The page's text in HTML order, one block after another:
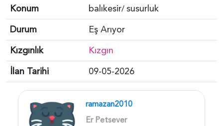
Konum
balıkesir/susurluk
Durum
Eş Arıyor
Kızgınlık
Kızgın
İlan Tarihi
09-05-2026
ramazan2010
Er Petsever